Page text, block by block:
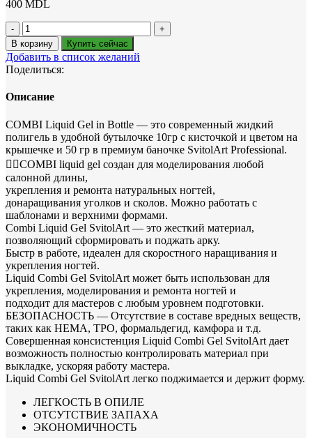
400 MDL
Количество
товара
Combi
Liquid
Acrygel
В корзину Купить сейчас
Добавить в список желаний
Поделиться:
Описание
COMBI Liquid Gel in Bottle — это современный жидкий
полигель в удобной бутылочке 10гр с кисточкой и цветом на
крышечке и 50 гр в премиум баночке SvitolArt Professional.
✍🏻COMBI liquid gel создан для моделирования любой
салонной длины,
укрепления и ремонта натуральных ногтей,
донаращивания уголков и сколов. Можно работать с
шаблонами и верхними формами.
Combi Liquid Gel SvitolArt — это жесткий материал,
позволяющий сформировать и поджать арку.
Быстр в работе, идеален для скоростного наращивания и
укрепления ногтей.
Liquid Combi Gel SvitolArt может быть использован для
укрепления, моделирования и ремонта ногтей и
подходит для мастеров с любым уровнем подготовки.
БЕЗОПАСНОСТЬ — Отсутствие в составе вредных веществ,
таких как HEMA, TPO, формальдегид, камфора и т.д.
Совершенная консистенция Liquid Combi Gel SvitolArt дает
возможность полностью контролировать материал при
выкладке, ускоряя работу мастера.
Liquid Combi Gel SvitolArt легко поджимается и держит форму.
ЛЕГКОСТЬ В ОПИЛЕ
ОТСУТСТВИЕ ЗАПАХА
ЭКОНОМИЧНОСТЬ